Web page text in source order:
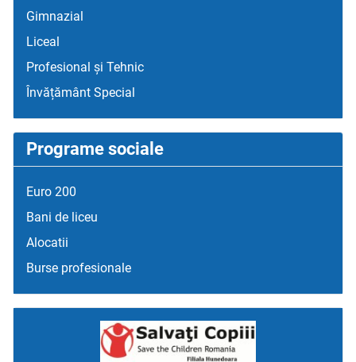
Gimnazial
Liceal
Profesional și Tehnic
Învățământ Special
Programe sociale
Euro 200
Bani de liceu
Alocatii
Burse profesionale